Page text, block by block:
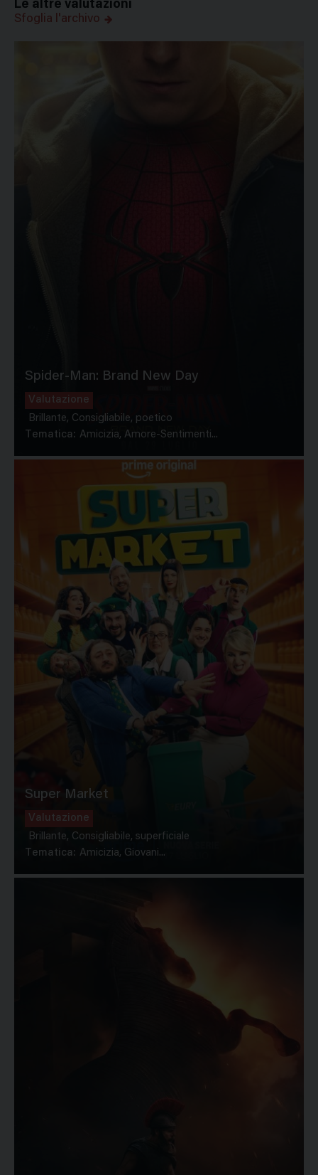
Le altre valutazioni
Sfoglia l'archivo
Spider-Man: Brand New Day
Valutazione
Brillante, Consigliabile, poetico
Tematica: Amicizia, Amore-Sentimenti...
Super Market
Valutazione
Brillante, Consigliabile, superficiale
Tematica: Amicizia, Giovani...